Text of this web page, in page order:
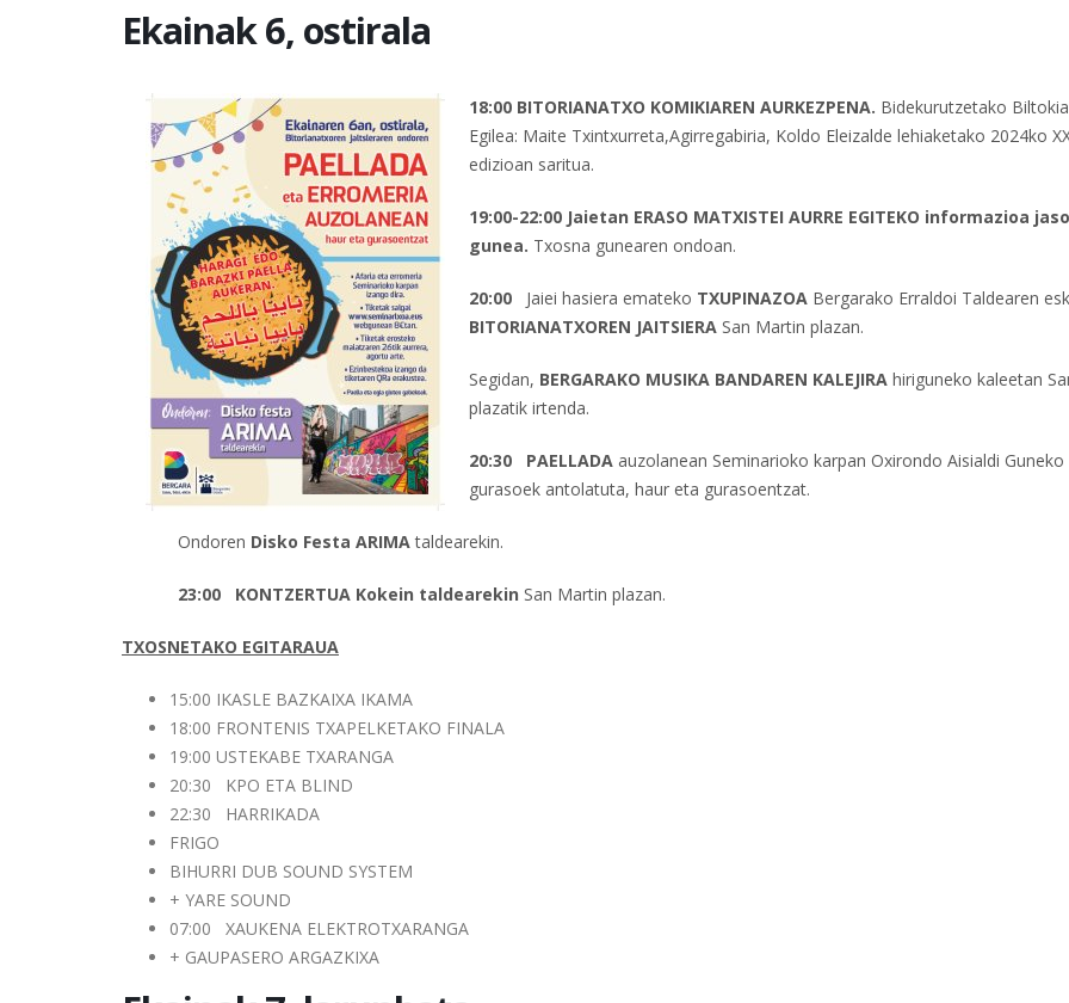
Ekainak 6, ostirala
18:00 BITORIANATXO KOMIKIAREN AURKEZPENA. Bidekurutzetako
Egilea: Maite Txintxurreta,Agirregabiria, Koldo Eleizalde lehiaketako 2024ko
edizioan saritua.
19:00-22:00 Jaietan ERASO MATXISTEI AURRE EGITEKO informazioa
gunea. Txosna gunearen ondoan.
20:00 Jaiei hasiera emateko TXUPINAZOA Bergarako Erraldoi Taldearen
BITORIANATXOREN JAITSIERA San Martin plazan.
Segidan, BERGARAKO MUSIKA BANDAREN KALEJIRA hiriguneko kaleetan
plazatik irtenda.
20:30 PAELLADA auzolanean Seminarioko karpan Oxirondo Aisialdi Guneko
gurasoek antolatuta, haur eta gurasoentzat.
Ondoren Disko Festa ARIMAtaldearekin.
23:00 KONTZERTUA Kokein taldearekin San Martin plazan.
TXOSNETAKO EGITARAUA
15:00 IKASLE BAZKAIXA IKAMA
18:00 FRONTENIS TXAPELKETAKO FINALA
19:00 USTEKABE TXARANGA
20:30 KPO ETA BLIND
22:30 HARRIKADA
FRIGO
BIHURRI DUB SOUND SYSTEM
+ YARE SOUND
07:00 XAUKENA ELEKTROTXARANGA
+ GAUPASERO ARGAZKIXA